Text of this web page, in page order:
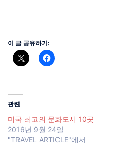
이 글 공유하기:
관련
미국 최고의 문화도시 10곳
2016년 9월 24일
"TRAVEL ARTICLE"에서